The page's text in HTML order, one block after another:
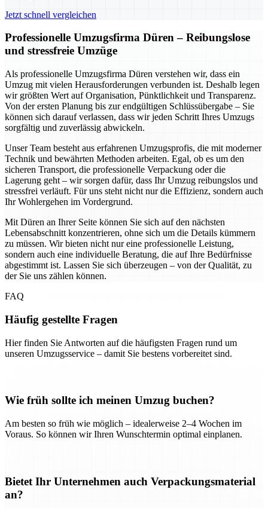
Jetzt schnell vergleichen
Professionelle Umzugsfirma Düren – Reibungslose
und stressfreie Umzüge
Als professionelle Umzugsfirma Düren verstehen wir, dass ein
Umzug mit vielen Herausforderungen verbunden ist. Deshalb legen
wir größten Wert auf Organisation, Pünktlichkeit und Transparenz.
Von der ersten Planung bis zur endgültigen Schlüssübergabe – Sie
können sich darauf verlassen, dass wir jeden Schritt Ihres Umzugs
sorgfältig und zuverlässig abwickeln.
Unser Team besteht aus erfahrenen Umzugsprofis, die mit moderner
Technik und bewährten Methoden arbeiten. Egal, ob es um den
sicheren Transport, die professionelle Verpackung oder die
Lagerung geht – wir sorgen dafür, dass Ihr Umzug reibungslos und
stressfrei verläuft. Für uns steht nicht nur die Effizienz, sondern auch
Ihr Wohlergehen im Vordergrund.
Mit Düren an Ihrer Seite können Sie sich auf den nächsten
Lebensabschnitt konzentrieren, ohne sich um die Details kümmern
zu müssen. Wir bieten nicht nur eine professionelle Leistung,
sondern auch eine individuelle Beratung, die auf Ihre Bedürfnisse
abgestimmt ist. Lassen Sie sich überzeugen – von der Qualität, zu
der Sie uns zählen können.
FAQ
Häufig gestellte Fragen
Hier finden Sie Antworten auf die häufigsten Fragen rund um
unseren Umzugsservice – damit Sie bestens vorbereitet sind.
Wie früh sollte ich meinen Umzug buchen?
Am besten so früh wie möglich – idealerweise 2–4 Wochen im
Voraus. So können wir Ihren Wunschtermin optimal einplanen.
Bietet Ihr Unternehmen auch Verpackungsmaterial
an?